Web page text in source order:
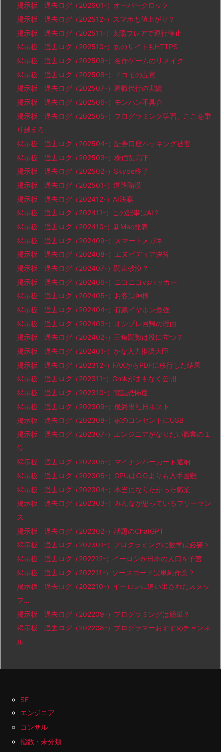
掲示板 過去ログ（202601-）オーバークロック
掲示板 過去ログ（202512-）スマホも値上がり？
掲示板 過去ログ（202511-）太陽フレアで運行停止
掲示板 過去ログ（202510-）あのサイトもHTTPS
掲示板 過去ログ（202509-）名作ゲームのリメイク
掲示板 過去ログ（202508-）ドコモの品質
掲示板 過去ログ（202507-）退職代行の実績
掲示板 過去ログ（202506-）モンハン不具合
掲示板 過去ログ（202505-）プログラミング学習、ここを乗
り越えろ
掲示板 過去ログ（202504-）証券口座ハッキング被害
掲示板 過去ログ（202503-）株価乱高下
掲示板 過去ログ（202502-）Skype終了
掲示板 過去ログ（202501-）道路陥没
掲示板 過去ログ（202412-）AI法案
掲示板 過去ログ（202411-）この記事はAI？
掲示板 過去ログ（202410-）新Mac発表
掲示板 過去ログ（202409-）スマートメガネ
掲示板 過去ログ（202408-）エヌビディア決算
掲示板 過去ログ（202407-）関東砂漠？
掲示板 過去ログ（202406-）ニコニコvsハッカー
掲示板 過去ログ（202405-）お客は神様
掲示板 過去ログ（202404-）有線イヤホン最強
掲示板 過去ログ（202403-）オンプレ回帰の理由
掲示板 過去ログ（202402-）三角関数は役に立つ？
掲示板 過去ログ（202401-）かな入力推奨大臣
掲示板 過去ログ（202312-）FAXからPDFに移行した結果
掲示板 過去ログ（202311-）Grokがまもなく公開
掲示板 過去ログ（202310-）電話恐怖症
掲示板 過去ログ（202309-）最終出社日ポスト
掲示板 過去ログ（202308-）家のコンセントにUSB
掲示板 過去ログ（202307-）エンジニアがなりたい職業の１
位
掲示板 過去ログ（202306-）マイナンバーカード返納
掲示板 過去ログ（202305-）GPUは○○よりも入手困難
掲示板 過去ログ（202304-）本当になりたかった職業
掲示板 過去ログ（202303-）みんなが思っているフリーラン
ス
掲示板 過去ログ（202302-）話題のChatGPT
掲示板 過去ログ（202301-）プログラミングに数学は必要？
掲示板 過去ログ（202212-）イーロンが日本の人口を予言
掲示板 過去ログ（202211-）ソースコードは単純作業？
掲示板 過去ログ（202210-）イーロンに追い出されたスタッ
フ…
掲示板 過去ログ（202209-）プログラミングは簡単？
掲示板 過去ログ（202208-）プログラマーおすすめチャンネ
ル
SE
エンジニア
コンサル
指数・未分類